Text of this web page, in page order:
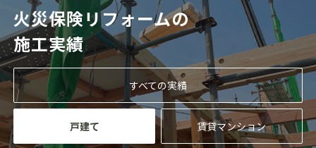
火災保険リフォームの
施工実績
すべての実績
戸建て 賃貸マンション